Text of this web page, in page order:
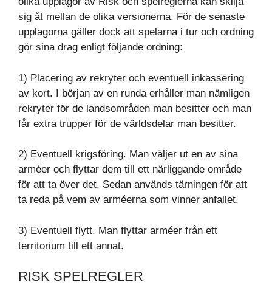
sig åt mellan de olika versionerna. För de senaste
upplagorna gäller dock att spelarna i tur och ordning
gör sina drag enligt följande ordning:
1) Placering av rekryter och eventuell inkassering
av kort. I början av en runda erhåller man nämligen
rekryter för de landsområden man besitter och man
får extra trupper för de världsdelar man besitter.
2) Eventuell krigsföring. Man väljer ut en av sina
arméer och flyttar dem till ett närliggande område
för att ta över det. Sedan används tärningen för att
ta reda på vem av arméerna som vinner anfallet.
3) Eventuell flytt. Man flyttar arméer från ett
territorium till ett annat.
RISK SPELREGLER